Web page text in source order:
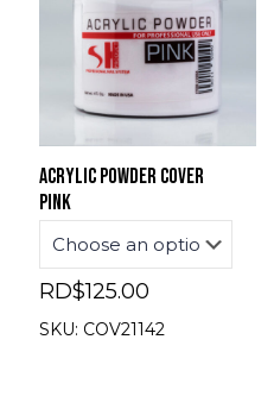
Acrylic powder cover
pink
RD$125.00
SKU: COV21142